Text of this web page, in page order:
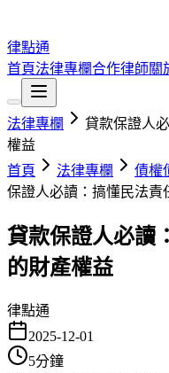
律點通
首頁法律專欄合作律師關
法律專欄
貸款保證人
權益
首頁
法律專欄 債權
保證人必讀：搞懂民法責
貸款保證人必讀
的財產權益
律點通
2025-12-01
5分鐘